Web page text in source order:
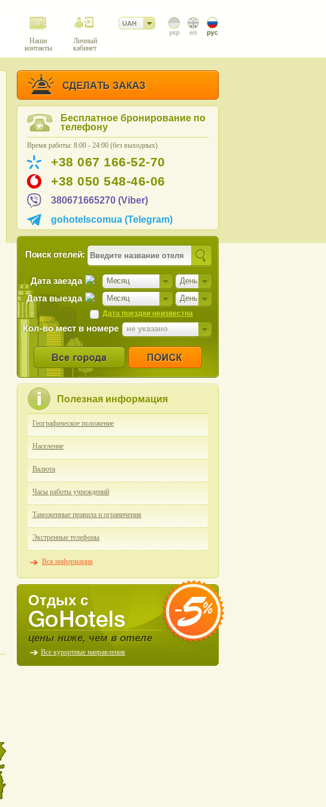
Наши
контакты
Личный
кабинет
UAH
Бесплатное бронирование по
телефону
Время работы: 8:00 - 24:00 (без выходных)
+38 067 166-52-70
+38 050 548-46-06
380671665270 (Viber)
gohotelscomua (Telegram)
Поиск отелей:
Месяц День
Дата заезда
Месяц День
Дата выезда
Дата поездки неизвестна
Кол-во мест в номере не указано
Полезная информация
Географическое положение
Население
Валюта
Часы работы учреждений
Таможенные правила и ограничения
Экстренные телефоны
Вся информация
Отдых с
цены ниже, чем в отеле
Все курортные направления